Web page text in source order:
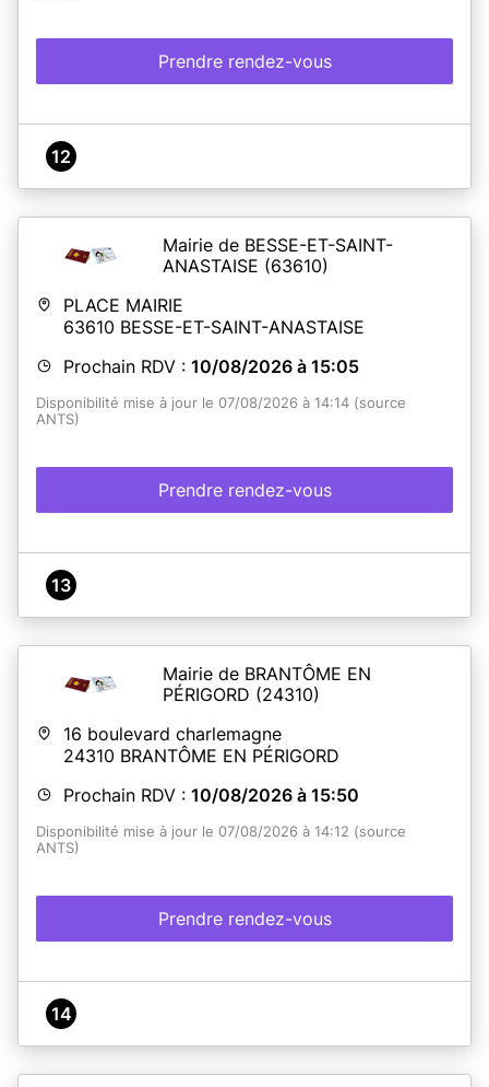
Prendre rendez-vous
12
Mairie de BESSE-ET-SAINT-
ANASTAISE (63610)
PLACE MAIRIE
63610 BESSE-ET-SAINT-ANASTAISE
Prochain RDV : 10/08/2026 à 15:05
Disponibilité mise à jour le 07/08/2026 à 14:14 (source
ANTS)
Prendre rendez-vous
13
Mairie de BRANTÔME EN
PÉRIGORD (24310)
16 boulevard charlemagne
24310 BRANTÔME EN PÉRIGORD
Prochain RDV : 10/08/2026 à 15:50
Disponibilité mise à jour le 07/08/2026 à 14:12 (source
ANTS)
Prendre rendez-vous
14